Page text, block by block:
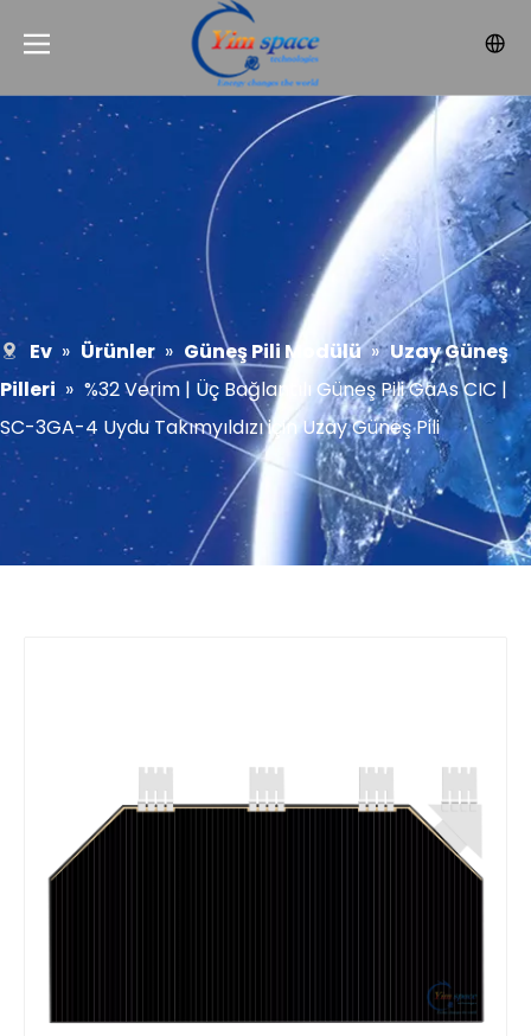
Ev » Ürünler » Güneş Pili Modülü » Uzay Güneş
Pilleri » %32 Verim | Üç Bağlantılı Güneş Pili GaAs CIC |
SC-3GA-4 Uydu Takımyıldızı için Uzay Güneş Pili